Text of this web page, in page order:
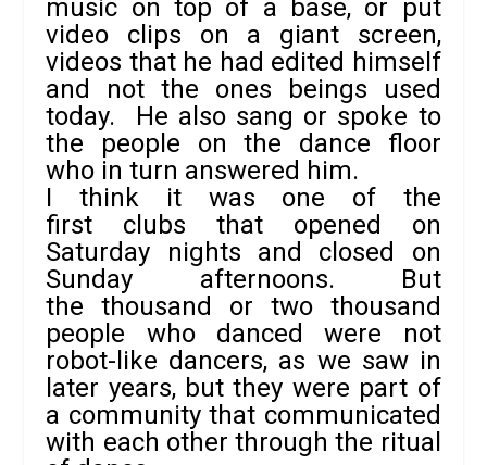
music on top of a base, or put
video clips on a giant screen,
videos that he had edited himself
and not the ones beings used
today. He also sang or spoke to
the people on the dance floor
who in turn answered him.
I think it was one of the
first clubs that opened on
Saturday nights and closed on
Sunday afternoons. But
the thousand or two thousand
people who danced were not
robot-like dancers, as we saw in
later years, but they were part of
a community that communicated
with each other through the ritual